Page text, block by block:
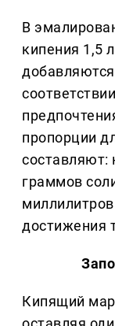
В
кипения 1,5
добавляются
пропорции
составляют:
граммов
миллилитров
достижения
Кипящий